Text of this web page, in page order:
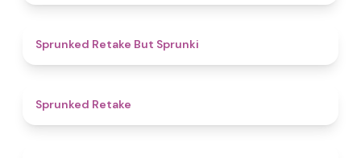
Sprunked Retake But Sprunki
Sprunked Retake